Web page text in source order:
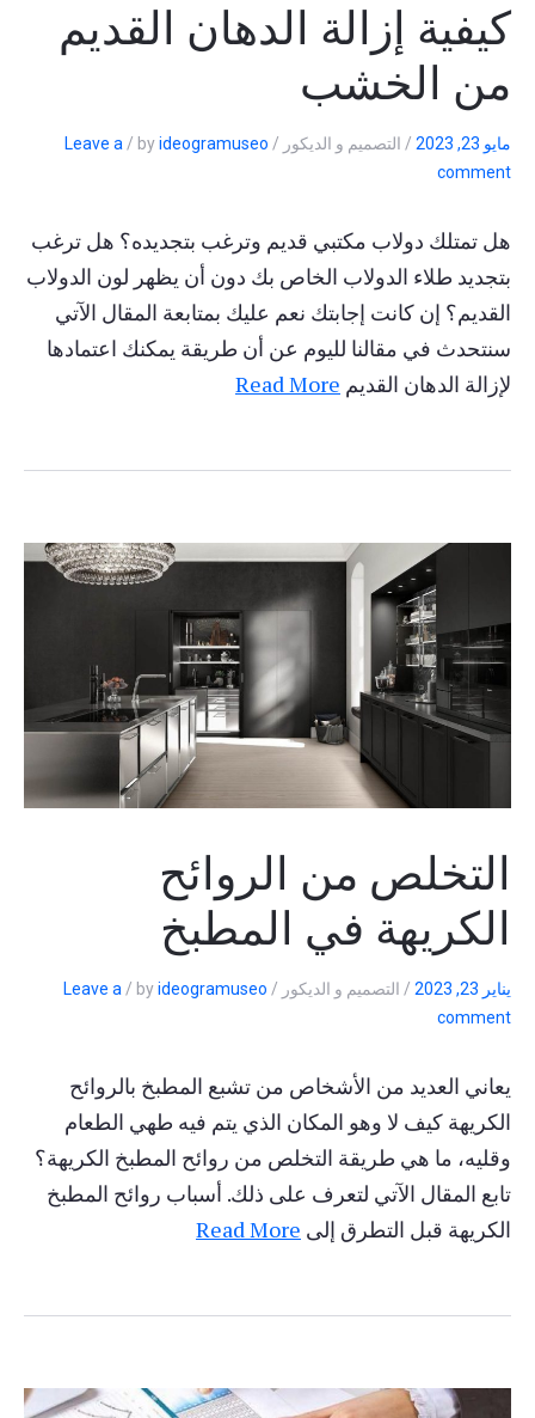
كيفية إزالة الدهان القديم
من الخشب
مايو 23, 2023 / التصميم و الديكور /
byideogramuseo
/
Leave a
comment
هل تمتلك دولاب مكتبي قديم وترغب بتجديده؟ هل ترغب
بتجديد طلاء الدولاب الخاص بك دون أن يظهر لون الدولاب
القديم؟ إن كانت إجابتك نعم عليك بمتابعة المقال الآتي
سنتحدث في مقالنا لليوم عن أن طريقة يمكنك اعتمادها
لإزالة الدهان القديم Read More
التخلص من الروائح
الكريهة في المطبخ
يناير 23, 2023 / التصميم و الديكور /
byideogramuseo
/
Leave a
comment
يعاني العديد من الأشخاص من تشبع المطبخ بالروائح
الكريهة كيف لا وهو المكان الذي يتم فيه طهي الطعام
وقليه، ما هي طريقة التخلص من روائح المطبخ الكريهة؟
تابع المقال الآتي لتعرف على ذلك. أسباب روائح المطبخ
الكريهة قبل التطرق إلى Read More